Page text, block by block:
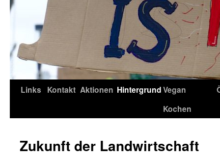
Links Kontakt Aktionen HintergrundVegan
Kochen
Zukunft der Landwirtschaft